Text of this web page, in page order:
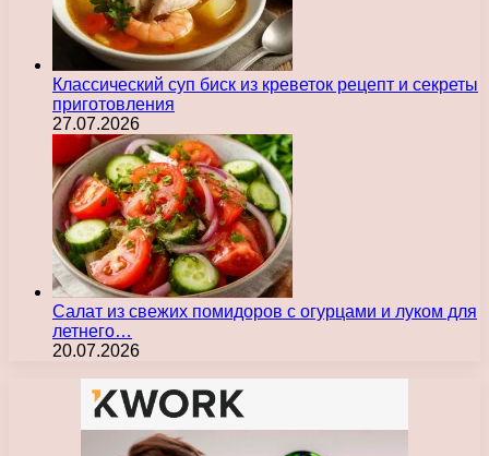
Классический суп биск из креветок рецепт и секреты
приготовления
27.07.2026
Салат из свежих помидоров с огурцами и луком для
летнего…
20.07.2026